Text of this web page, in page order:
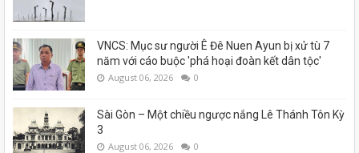
VNCS: Mục sư người Ê Đê Nuen Ayun bị xử tù 7
năm với cáo buộc 'phá hoại đoàn kết dân tộc'
August 06, 2026 0
Sài Gòn – Một chiều ngược nắng Lê Thánh Tôn Kỳ
3
August 06, 2026 0